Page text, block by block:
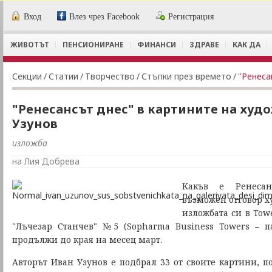
Вход Влез чрез Facebook Регистрация
ЖИВОТЪТ ПЕНСИОНИРАНЕ ФИНАНСИ ЗДРАВЕ КАК ДА
Секции /Статии / Творчество /Стъпки през времето /
"Ренесансът днес" в картините на
Узунов
изложба
на Лия Добрева
Какъв е
възможен отговор
изложбата си в
"Лъчезар Станчев" №5 (Sopharma Business Towers –
продължи до края на месец март.
Авторът Иван Узунов е подбрал 33 от своите картини,